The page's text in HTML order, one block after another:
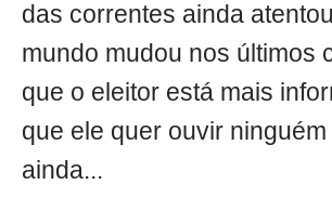
das correntes ainda
mundo mudou nos últimos
que o eleitor está mais
que ele quer ouvir
ainda...